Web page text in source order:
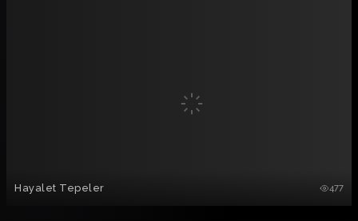
Hayalet Tepeler 477